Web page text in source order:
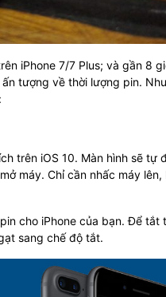
iPhone 7/7 Plus; và gần 8
tượng về thời lượng pin.
trên iOS 10. Màn hình sẽ
máy. Chỉ cần nhấc máy
cho iPhone của bạn. Để
sang chế độ tắt.